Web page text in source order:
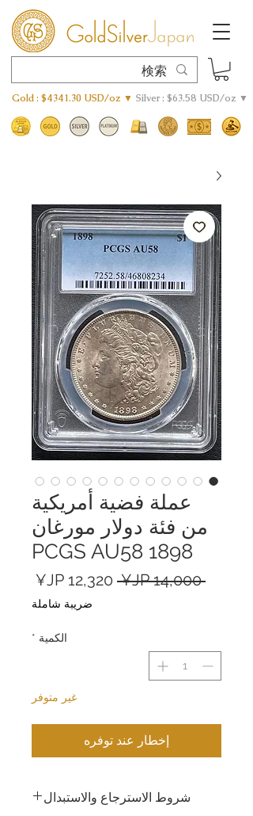
Gold : $4341.30 USD/oz ▼ Silver : $63.58 USD/oz ▼
عملة فضية أمريكية
من فئة دولار مورغان
1898 PCGS AU58
‏14,000 JP¥
سعر
عادي
البيعضريبة شاملة
الكمية *
غير متوفر
إخطار عند توفره
شروط الاسترجاع والاستبدال